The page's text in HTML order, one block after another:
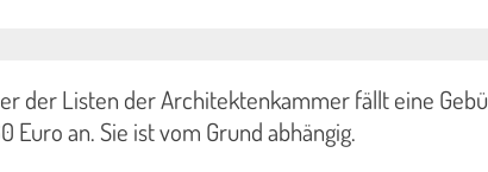
der Listen der Architektenkammer fällt eine
Euro an. Sie ist vom Grund abhängig.